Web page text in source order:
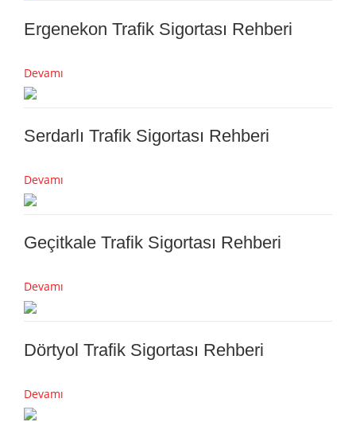
Ergenekon Trafik Sigortası Rehberi
Devamı
Serdarlı Trafik Sigortası Rehberi
Devamı
Geçitkale Trafik Sigortası Rehberi
Devamı
Dörtyol Trafik Sigortası Rehberi
Devamı